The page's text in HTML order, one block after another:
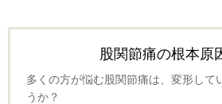
股関節痛の根本原
多くの方が悩む股関節痛は、変形して
うか？